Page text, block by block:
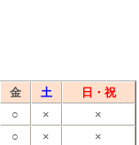
金 土
日・祝
○ ×
×
○ ×
×